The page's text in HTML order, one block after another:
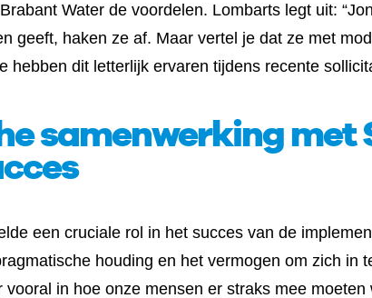
Water de voordelen. Lombarts legt uit:
geeft, haken ze af. Maar vertel je dat ze met
hebben dit letterlijk ervaren tijdens recente
samenwerking met
een cruciale rol in het succes van de
houding en het vermogen om zich in
in hoe onze mensen er straks mee moeten